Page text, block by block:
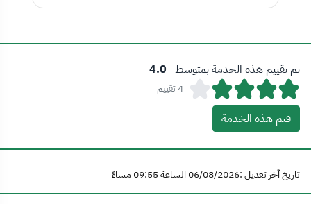
تم تقييم هذه الخدمة بمتوسط 4.0
4 تقييم
قيم هذه الخدمة
تاريخ آخر تعديل :06/08/2026 الساعة 09:55 مساءً